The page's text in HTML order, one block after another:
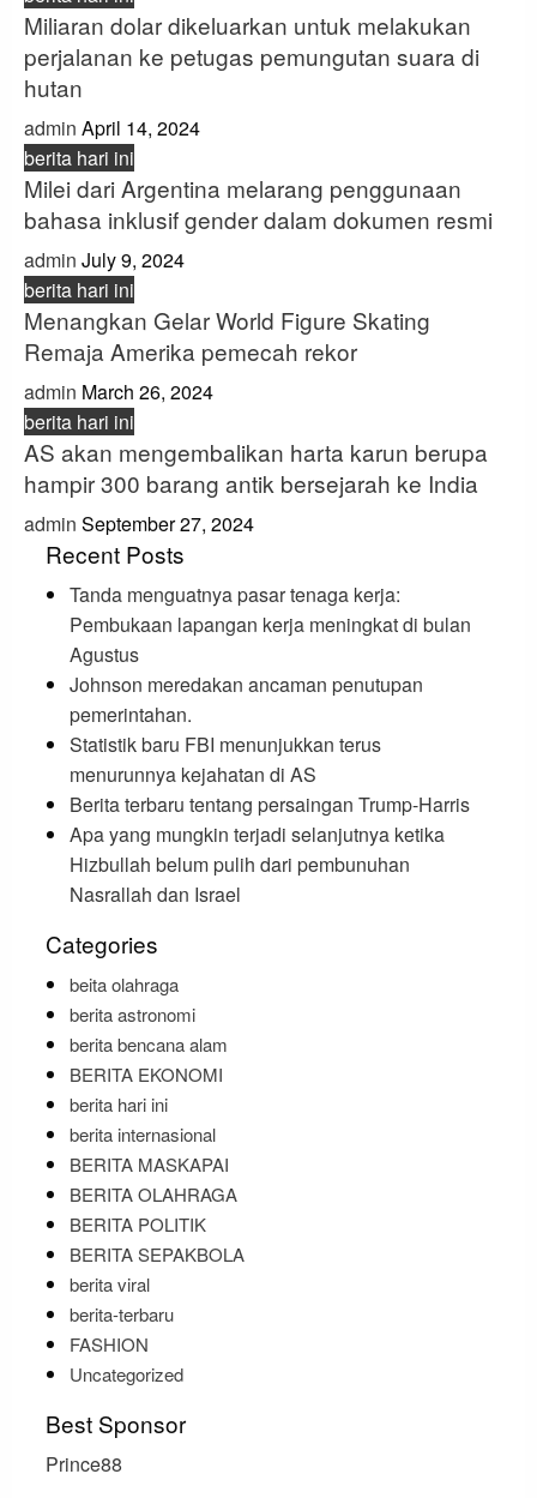
Miliaran dolar dikeluarkan untuk melakukan
perjalanan ke petugas pemungutan suara di
hutan
admin April 14, 2024
berita hari ini
Milei dari Argentina melarang penggunaan
bahasa inklusif gender dalam dokumen resmi
admin July 9, 2024
berita hari ini
Menangkan Gelar World Figure Skating
Remaja Amerika pemecah rekor
admin March 26, 2024
berita hari ini
AS akan mengembalikan harta karun berupa
hampir 300 barang antik bersejarah ke India
admin September 27, 2024
Recent Posts
Tanda menguatnya pasar tenaga kerja:
Pembukaan lapangan kerja meningkat di bulan
Agustus
Johnson meredakan ancaman penutupan
pemerintahan.
Statistik baru FBI menunjukkan terus
menurunnya kejahatan di AS
Berita terbaru tentang persaingan Trump-Harris
Apa yang mungkin terjadi selanjutnya ketika
Hizbullah belum pulih dari pembunuhan
Nasrallah dan Israel
Categories
beita olahraga
berita astronomi
berita bencana alam
BERITA EKONOMI
berita hari ini
berita internasional
BERITA MASKAPAI
BERITA OLAHRAGA
BERITA POLITIK
BERITA SEPAKBOLA
berita viral
berita-terbaru
FASHION
Uncategorized
Best Sponsor
Prince88